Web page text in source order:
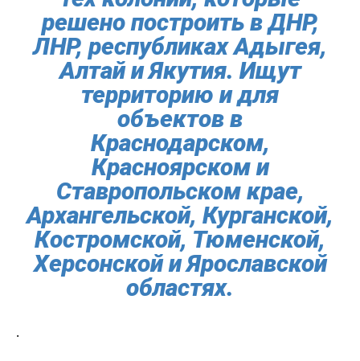
решено построить в ДНР,
ЛНР, республиках Адыгея,
Алтай и Якутия. Ищут
территорию и для
объектов в
Краснодарском,
Красноярском и
Ставропольском крае,
Архангельской, Курганской,
Костромской, Тюменской,
Херсонской и Ярославской
областях.
.